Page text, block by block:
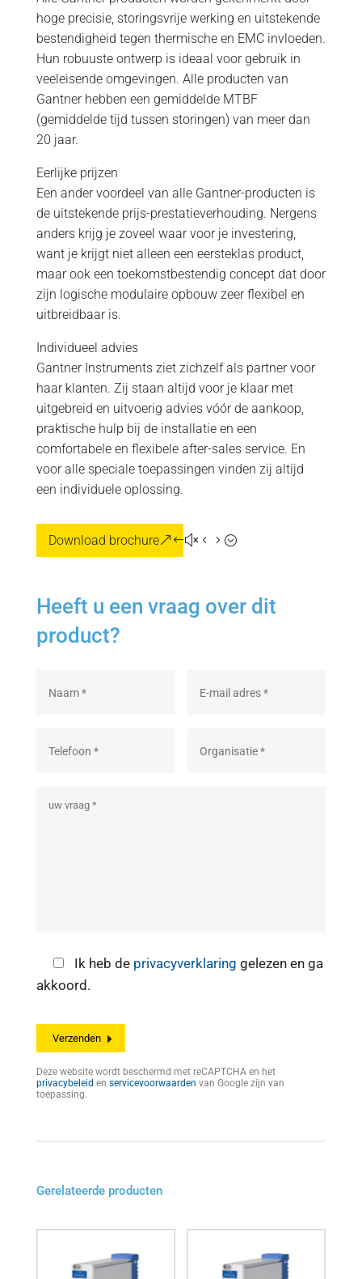
hoge precisie, storingsvrije werking en uitstekende
bestendigheid tegen thermische en EMC invloeden.
Hun robuuste ontwerp is ideaal voor gebruik in
veeleisende omgevingen. Alle producten van
Gantner hebben een gemiddelde MTBF
(gemiddelde tijd tussen storingen) van meer dan
20 jaar.
Eerlijke prijzen
Een ander voordeel van alle Gantner-producten is
de uitstekende prijs-prestatieverhouding. Nergens
anders krijg je zoveel waar voor je investering,
want je krijgt niet alleen een eersteklas product,
maar ook een toekomstbestendig concept dat door
zijn logische modulaire opbouw zeer flexibel en
uitbreidbaar is.
Individueel advies
Gantner Instruments ziet zichzelf als partner voor
haar klanten. Zij staan altijd voor je klaar met
uitgebreid en uitvoerig advies vóór de aankoop,
praktische hulp bij de installatie en een
comfortabele en flexibele after-sales service. En
voor alle speciale toepassingen vinden zij altijd
een individuele oplossing.
Download brochure
Heeft u een vraag over dit
product?
Ik heb de privacyverklaring gelezen en ga
akkoord.
Deze website wordt beschermd met reCAPTCHA en het
privacybeleid en servicevoorwaarden van Google zijn van
toepassing.
Gerelateerde producten